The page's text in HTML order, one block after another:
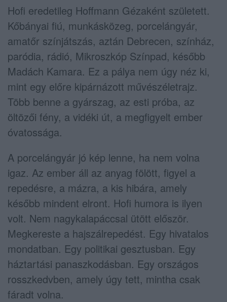
Hofi eredetileg Hoffmann Gézaként született.
Kőbányai fiú, munkásközeg, porcelángyár,
amatőr színjátszás, aztán Debrecen, színház,
paródia, rádió, Mikroszkóp Színpad, később
Madách Kamara. Ez a pálya nem úgy néz ki,
mint egy előre kipárnázott művészéletrajz.
Több benne a gyárszag, az esti próba, az
öltözői fény, a vidéki út, a megfigyelt ember
óvatossága.
A porcelángyár jó kép lenne, ha nem volna
igaz. Az ember áll az anyag fölött, figyel a
repedésre, a mázra, a kis hibára, amely
később mindent elront. Hofi humora is ilyen
volt. Nem nagykalapáccsal ütött először.
Megkereste a hajszálrepedést. Egy hivatalos
mondatban. Egy politikai gesztusban. Egy
háztartási panaszkodásban. Egy országos
rosszkedvben, amely úgy tett, mintha csak
fáradt volna.